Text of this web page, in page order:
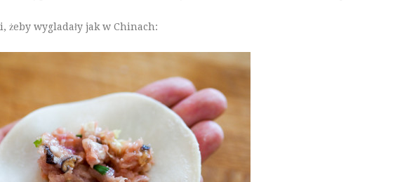
żeby wygladały jak w Chinach: